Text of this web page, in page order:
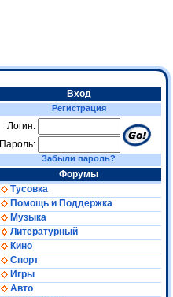
Вход
Регистрация
Логин:
Пароль:
Забыли пароль?
Форумы
Тусовка
Помощь и Поддержка
Музыка
Литературный
Кино
Спорт
Игры
Авто